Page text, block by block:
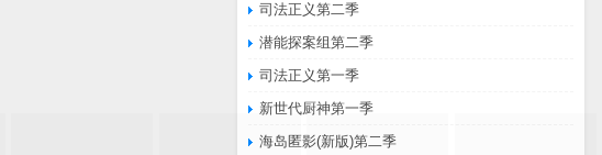
司法正义第二季
潜能探案组第二季
司法正义第一季
新世代厨神第一季
海岛匿影(新版)第二季